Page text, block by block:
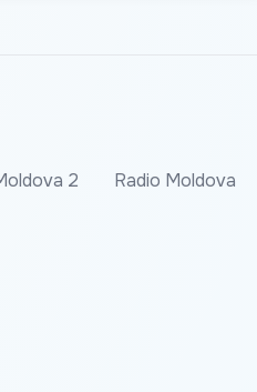
2 Radio Moldova